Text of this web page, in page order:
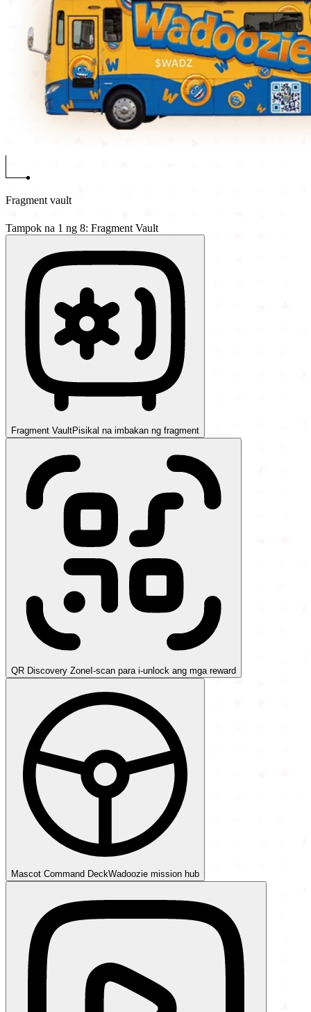
Fragment vault
Tampok na 1 ng 8: Fragment Vault
Fragment VaultPisikal na imbakan ng fragment
QR Discovery Zone I-scan para i-unlock ang mga reward
Mascot Command DeckWadoozie mission hub